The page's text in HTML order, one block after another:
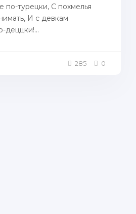
по-турецки, С похмелья
И с девкам
деццки!...
285 0